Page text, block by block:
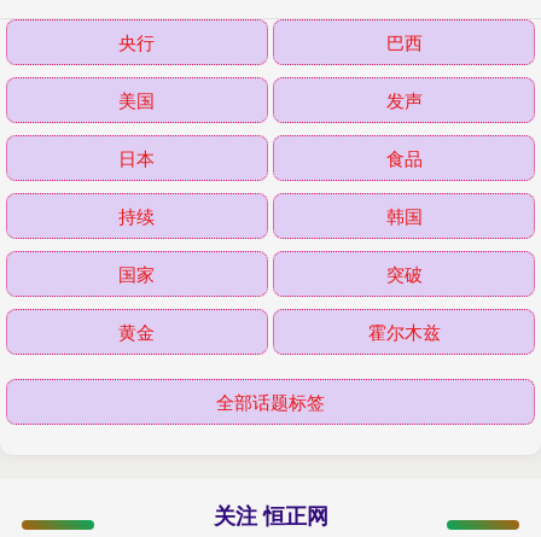
央行 巴西
美国 发声
日本 食品
持续 韩国
国家 突破
黄金 霍尔木兹
全部话题标签
关注 恒正网